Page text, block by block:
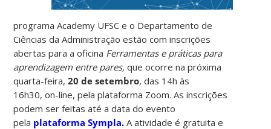
programa Academy UFSC e o Departamento de
Ciências da Administração estão com inscrições
abertas para a oficina Ferramentas e práticas para
aprendizagem entre pares,que ocorre na próxima
quarta-feira,20 de setembro, das 14h às
16h30, on-line, pela plataforma Zoom.As inscrições
podem ser feitas até a data do evento
pela plataforma Sympla. A atividade é gratuita e